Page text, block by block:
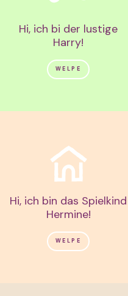
Hi, ich bi der lustige
Harry!
WELPE
Hi, ich bin das Spielkind
Hermine!
WELPE